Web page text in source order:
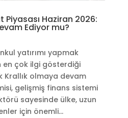
Piyasası Haziran 2026:
Ediyor mu?
yatırımı yapmak
en çok ilgi gösterdiği
Krallık olmaya devam
gelişmiş finans sistemi
sayesinde ülke, uzun
için önemli...